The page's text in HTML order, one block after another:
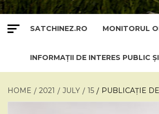
SATCHINEZ.RO MONITORUL
INFORMAȚII DE INTERES PUBLIC
HOME 2021 JULY 15 PUBLICAȚIE